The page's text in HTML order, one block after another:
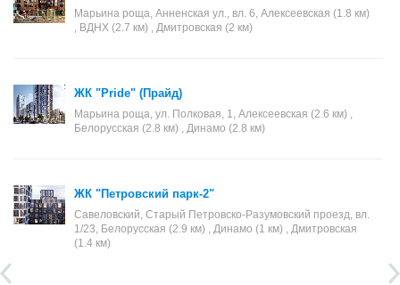
Марьина роща, Анненская ул., вл. 6, Алексеевская (1.8 км)
, ВДНХ (2.7 км) , Дмитровская (2 км)
ЖК "Pride" (Прайд)
Марьина роща, ул. Полковая, 1, Алексеевская (2.6 км) ,
Белорусская (2.8 км) , Динамо (2.8 км)
ЖК "Петровский парк-2"
Савеловский, Старый Петровско-Разумовский проезд, вл.
1/23, Белорусская (2.9 км) , Динамо (1 км) , Дмитровская
(1.4 км)